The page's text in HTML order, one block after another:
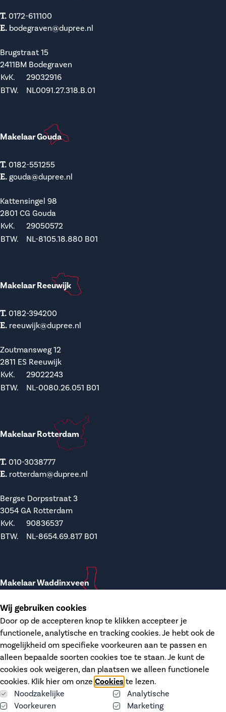
T. 0172-611100
E. bodegraven@dupree.nl
Brugstraat 15
2411BM Bodegraven
KvK.
29032916
BTW.
NL0091.27.318.B.01
Makelaar Gouda
T. 0182-551255
E. gouda@dupree.nl
Kattensingel 98
2801 CG Gouda
KvK.
29050572
BTW.
NL-8105.18.880 B01
Makelaar Reeuwijk
T. 0182-394200
E. reeuwijk@dupree.nl
Zoutmansweg 12
2811 ES Reeuwijk
KvK.
29022243
BTW.
NL-0080.26.051 B01
Makelaar Rotterdam
T. 010-3038777
E. rotterdam@dupree.nl
Bergse Dorpsstraat 3
3054 GA Rotterdam
KvK.
90836537
BTW.
NL-8654.69.817 B01
Makelaar Waddinxveen
T. 0182-748207
E. waddinxveen@dupree.nl
Kanaalstraat 12
2741 HH Waddinxveen
KvK.
68406606
BTW.
NL-8574.26.746 B01
Wij gebruiken cookies
Door op de accepteren knop te klikken accepteer je
functionele, analytische en tracking cookies. Je hebt ook de
mogelijkheid om specifieke voorkeuren aan te passen en
alleen bepaalde soorten cookies toe te staan. Je kunt de
cookies ook weigeren, dan plaatsen we alleen functionele
cookies. Klik hier om onze Cookies te lezen.
Noodzakelijke
Analytische
Voorkeuren
Marketing